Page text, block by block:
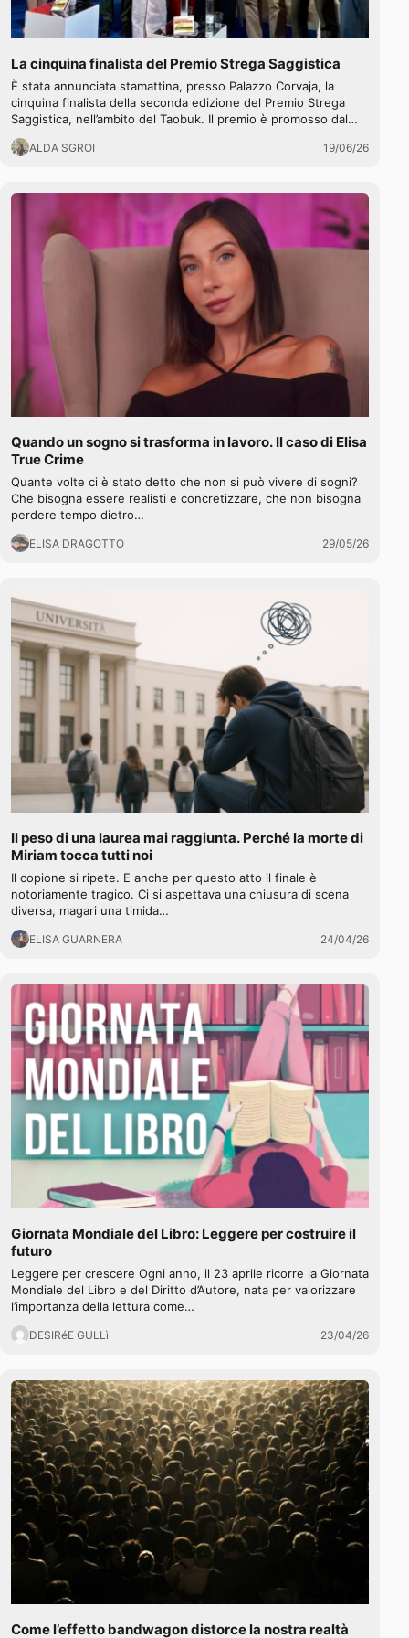
La cinquina finalista del Premio Strega Saggistica
È stata annunciata stamattina, presso Palazzo Corvaja, la
cinquina finalista della seconda edizione del Premio Strega
Saggistica, nell’ambito del Taobuk. Il premio è promosso dal…
ALDA SGROI 19/06/26
Quando un sogno si trasforma in lavoro. Il caso di Elisa
True Crime
Quante volte ci è stato detto che non si può vivere di sogni?
Che bisogna essere realisti e concretizzare, che non bisogna
perdere tempo dietro…
ELISA DRAGOTTO 29/05/26
Il peso di una laurea mai raggiunta. Perché la morte di
Miriam tocca tutti noi
Il copione si ripete. E anche per questo atto il finale è
notoriamente tragico. Ci si aspettava una chiusura di scena
diversa, magari una timida…
ELISA GUARNERA 24/04/26
Giornata Mondiale del Libro: Leggere per costruire il
futuro
Leggere per crescere Ogni anno, il 23 aprile ricorre la Giornata
Mondiale del Libro e del Diritto d’Autore, nata per valorizzare
l’importanza della lettura come…
DESIRéE GULLì 23/04/26
Come l’effetto bandwagon distorce la nostra realtà